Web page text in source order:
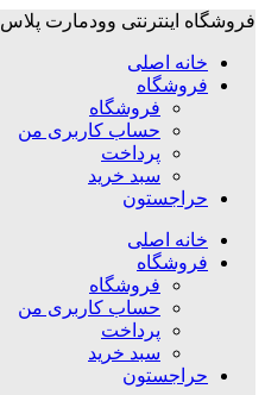
فروشگاه اینترنتی وودمارت پلاس
خانه اصلی
فروشگاه
فروشگاه
حساب کاربری من
پرداخت
سبد خرید
حراجستون
خانه اصلی
فروشگاه
فروشگاه
حساب کاربری من
پرداخت
سبد خرید
حراجستون